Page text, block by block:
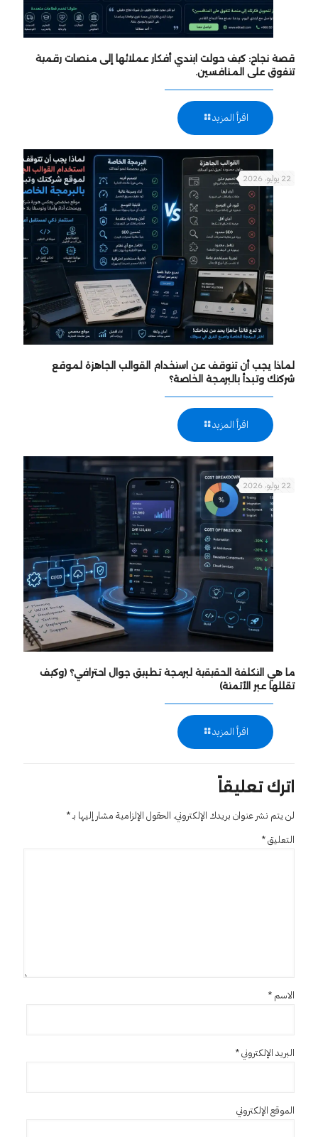
قصة نجاح: كيف حولت ابتدي أفكار عملائها إلى منصات رقمية
تتفوق على المنافسين.
اقرأ المزيد
22 يوليو، 2026
لماذا يجب أن تتوقف عن استخدام القوالب الجاهزة لموقع
شركتك وتبدأ بالبرمجة الخاصة؟
اقرأ المزيد
22 يوليو، 2026
ما هي التكلفة الحقيقية لبرمجة تطبيق جوال احترافي؟ (وكيف
تقللها عبر الأتمتة)
اقرأ المزيد
اترك تعليقاً
لن يتم نشر عنوان بريدك الإلكتروني. الحقول الإلزامية مشار إليها بـ*
التعليق*
الاسم *
البريد الإلكتروني*
الموقع الإلكتروني